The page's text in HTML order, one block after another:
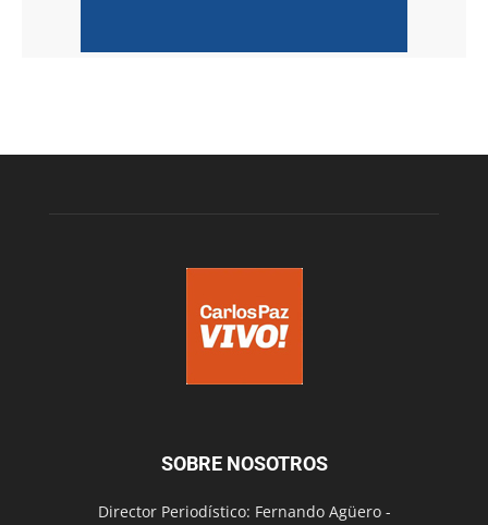
SOBRE NOSOTROS
Director Periodístico: Fernando Agüero -